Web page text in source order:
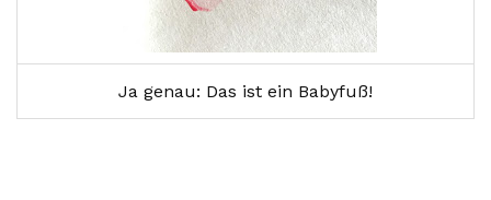
Ja genau: Das ist ein Babyfuß!